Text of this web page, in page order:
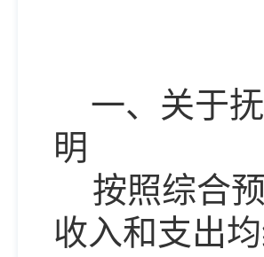
一、关于
明
按照综合
收入和支出